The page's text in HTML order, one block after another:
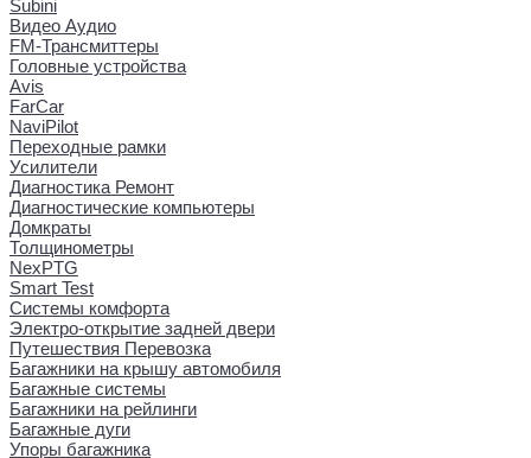
Subini
Видео Аудио
FM-Трансмиттеры
Головные устройства
Avis
FarCar
NaviPilot
Переходные рамки
Усилители
Диагностика Ремонт
Диагностические компьютеры
Домкраты
Толщинометры
NexPTG
Smart Test
Системы комфорта
Электро-открытие задней двери
Путешествия Перевозка
Багажники на крышу автомобиля
Багажные системы
Багажники на рейлинги
Багажные дуги
Упоры багажника